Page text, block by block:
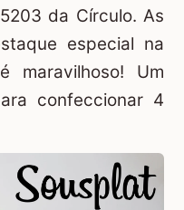
da Círculo. As
especial na
maravilhoso! Um
confeccionar 4